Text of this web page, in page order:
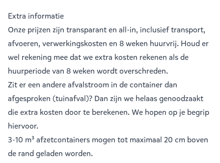
Extra informatie
Onze prijzen zijn transparant en all-in, inclusief transport,
afvoeren, verwerkingskosten en 8 weken huurvrij. Houd er
wel rekening mee dat we extra kosten rekenen als de
huurperiode van 8 weken wordt overschreden.
Zit er een andere afvalstroom in de container dan
afgesproken (tuinafval)? Dan zijn we helaas genoodzaakt
die extra kosten door te berekenen. We hopen op je begrip
hiervoor.
3-10 m³ afzetcontainers mogen tot maximaal 20 cm boven
de rand geladen worden.